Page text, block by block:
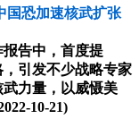
国恐加速核武扩张
告中，首度提
引发不少战略专家
力量，以威慑美
10-21)